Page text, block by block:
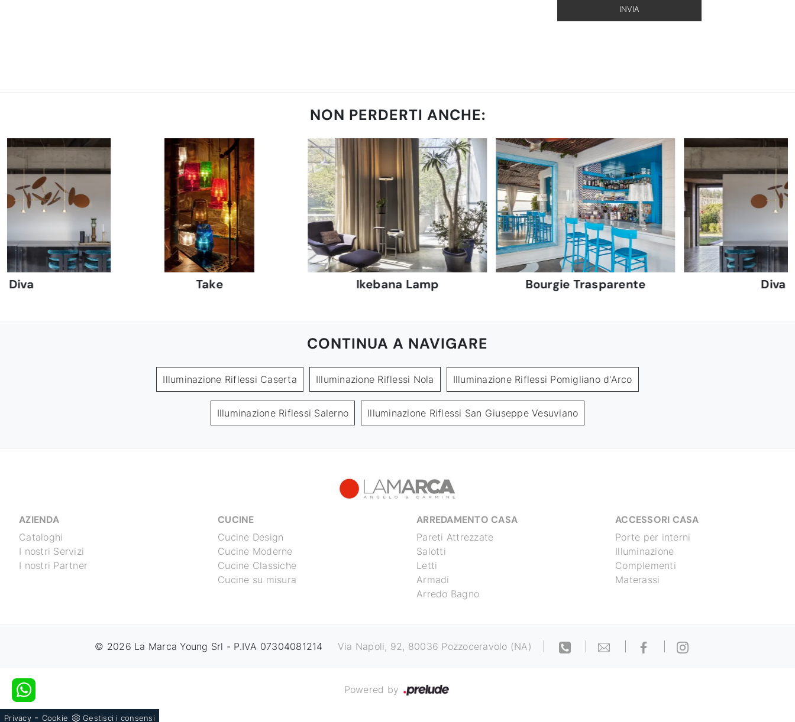
INVIA
NON PERDERTI ANCHE:
Diva Take Ikebana Lamp Bourgie Trasparente Diva
CONTINUA A NAVIGARE
Illuminazione Riflessi Caserta Illuminazione Riflessi Nola Illuminazione Riflessi Pomigliano d'Arco
Illuminazione Riflessi Salerno Illuminazione Riflessi San Giuseppe Vesuviano
AZIENDA
Cataloghi
I nostri Servizi
I nostri Partner
CUCINE
Cucine Design
Cucine Moderne
Cucine Classiche
Cucine su misura
ARREDAMENTO CASA
Pareti Attrezzate
Salotti
Letti
Armadi
Arredo Bagno
ACCESSORI CASA
Porte per interni
Illuminazione
Complementi
Materassi
© 2026 La Marca Young Srl - P.IVA 07304081214 Via Napoli, 92, 80036 Pozzoceravolo (NA)
Powered by
Privacy- Cookie Gestisci i consensi